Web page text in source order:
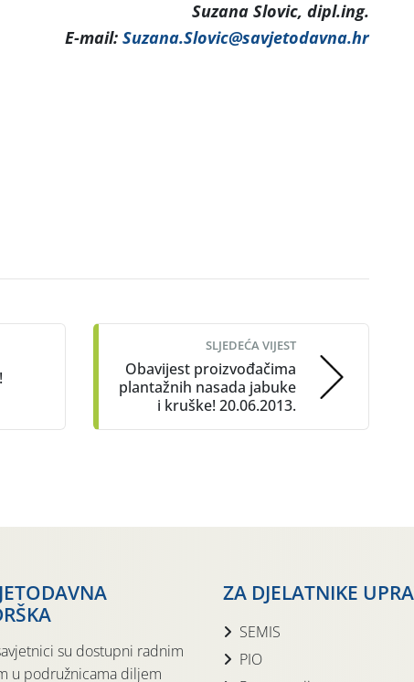
Suzana Slovic, dipl.ing.
E-mail: Suzana.Slovic@savjetodavna.hr
SLJEDEĆA VIJEST
Obavijest proizvođačima
plantažnih nasada jabuke
i kruške! 20.06.2013.
su dostupni radnim
u podružnicama diljem
ZA DJELATNIKE
SEMIS
PIO